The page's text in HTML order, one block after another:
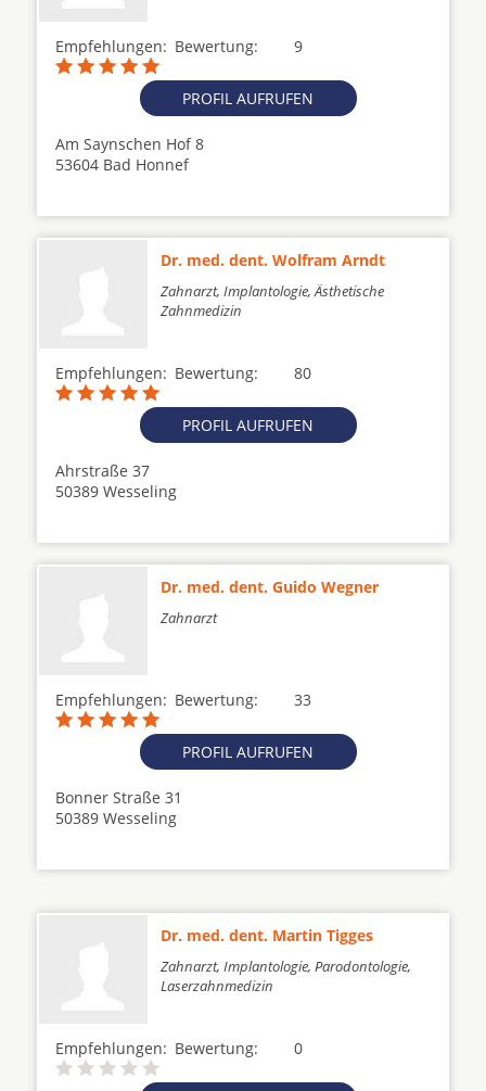
Empfehlungen: 9
Bewertung:
PROFIL AUFRUFEN
Am Saynschen Hof 8
53604 Bad Honnef
Dr. med. dent. Wolfram Arndt
Zahnarzt, Implantologie, Ästhetische
Zahnmedizin
Empfehlungen: 80
Bewertung:
PROFIL AUFRUFEN
Ahrstraße 37
50389 Wesseling
Dr. med. dent. Guido Wegner
Zahnarzt
Empfehlungen: 33
Bewertung:
PROFIL AUFRUFEN
Bonner Straße 31
50389 Wesseling
Dr. med. dent. Martin Tigges
Zahnarzt, Implantologie, Parodontologie,
Laserzahnmedizin
Empfehlungen: 0
Bewertung: